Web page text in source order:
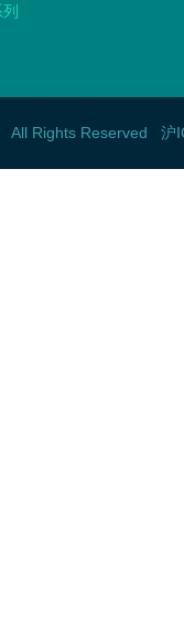
All Rights Reserved 沪